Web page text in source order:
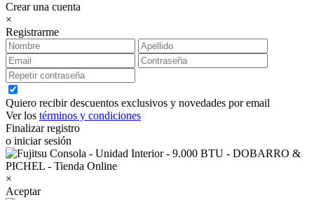
Crear una cuenta
×
Registrarme
Quiero recibir descuentos exclusivos y novedades por email
Ver los términos y condiciones
Finalizar registro
o iniciar sesión
×
Aceptar